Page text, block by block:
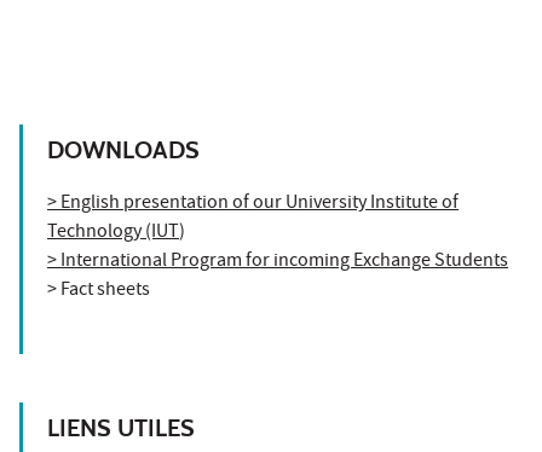
DOWNLOADS
> English presentation of our University Institute of
Technology (IUT)
> International Program for incoming Exchange Students
> Fact sheets
LIENS UTILES